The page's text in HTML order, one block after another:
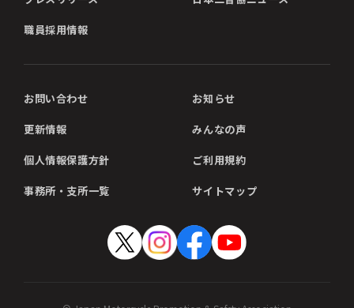
職員採用情報
お問い合わせ お知らせ
更新情報 みんなの声
個人情報保護方針 ご利用規約
事務所・支所一覧 サイトマップ